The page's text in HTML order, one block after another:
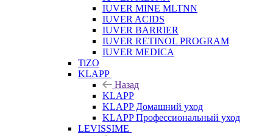
IUVER MINE MLTNN
IUVER ACIDS
IUVER BARRIER
IUVER RETINOL PROGRAM
IUVER MEDICA
TiZO
KLAPP
Назад
KLAPP
KLAPP Домашний уход
KLAPP Профессиональный уход
LEVISSIME